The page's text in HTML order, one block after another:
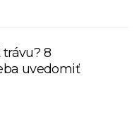
8
uvedomiť